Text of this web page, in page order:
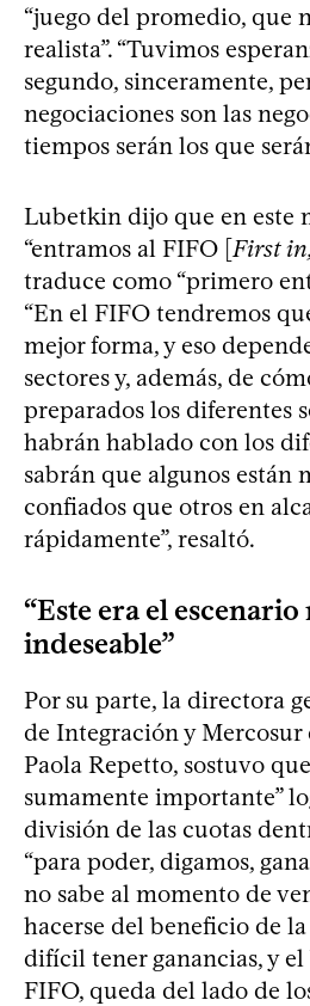
“juego del promedio, que
realista”. “Tuvimos
segundo, sinceramente,
negociaciones son las
tiempos serán los que
Lubetkin dijo que en este
“entramos al FIFO [First
traduce como “primero
“En el FIFO tendremos
mejor forma, y eso
sectores y, además, de
preparados los diferentes
habrán hablado con los
sabrán que algunos están
confiados que otros en
rápidamente”, resaltó.
“Este era el escenario
indeseable”
Por su parte, la directora
de Integración y
Paola Repetto, sostuvo
sumamente importante”
división de las cuotas
“para poder, digamos,
no sabe al momento de
hacerse del beneficio de
difícil tener ganancias, y
FIFO, queda del lado de